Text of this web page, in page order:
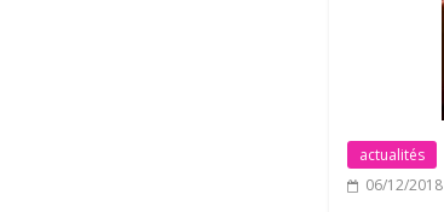
actualités
06/12/2018